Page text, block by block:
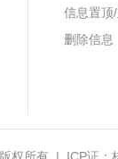
信息置顶
删除信息